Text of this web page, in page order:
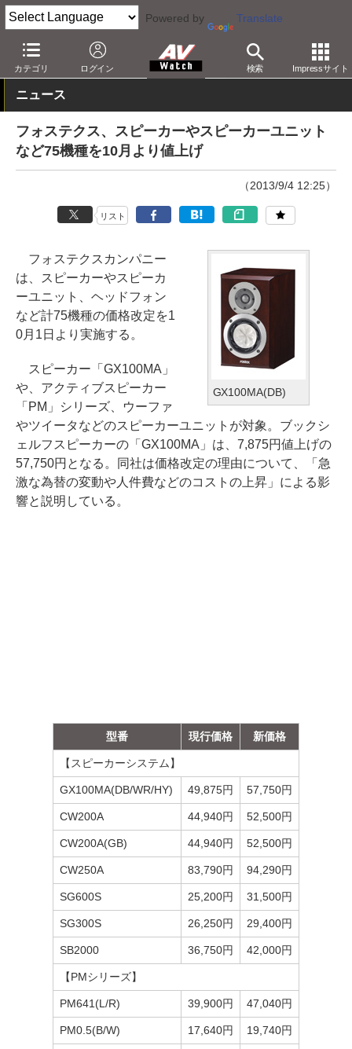
Powered by Translate
カテゴリ ログイン 検索 Impressサイト
AV Watch 製品 オーディオスピーカー
ニュース
フォステクス、スピーカーやスピーカーユニット
など75機種を10月より値上げ
（2013/9/4 12:25）
リスト
GX100MA(DB)
フォステクスカンパニー
は、スピーカーやスピーカ
ーユニット、ヘッドフォン
など計75機種の価格改定を1
0月1日より実施する。
スピーカー「GX100MA」
や、アクティブスピーカー
「PM」シリーズ、ウーファ
やツイータなどのスピーカーユニットが対象。ブックシ
ェルフスピーカーの「GX100MA」は、7,875円値上げの
57,750円となる。同社は価格改定の理由について、「急
激な為替の変動や人件費などのコストの上昇」による影
響と説明している。
型番 現行価格 新価格
【スピーカーシステム】
GX100MA(DB/WR/HY) 49,875円 57,750円
CW200A 44,940円 52,500円
CW200A(GB) 44,940円 52,500円
CW250A 83,790円 94,290円
SG600S 25,200円 31,500円
SG300S 26,250円 29,400円
SB2000 36,750円 42,000円
【PMシリーズ】
PM641(L/R) 39,900円 47,040円
PM0.5(B/W) 17,640円 19,740円